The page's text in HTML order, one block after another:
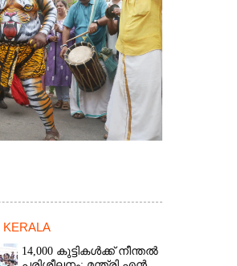
KERALA
14,000 കുട്ടികൾക്ക് നീന്തൽ